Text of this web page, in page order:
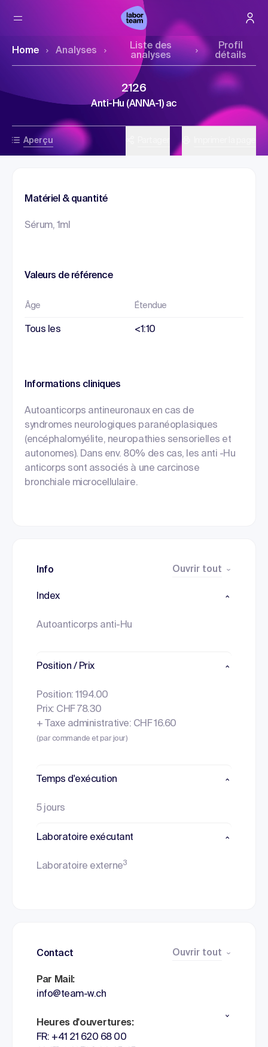
Home Analyses
Liste des
analyses
Profil
détails
Aperçu
2126
Anti-Hu (ANNA-1) ac
Matériel & quantité
Sérum, 1ml
Valeurs de référence
Âge Étendue
Tous les <1:10
Informations cliniques
Autoanticorps antineuronaux en cas de
syndromes neurologiques paranéoplasiques
(encéphalomyélite, neuropathies sensorielles et
autonomes). Dans env. 80% des cas, les anti -Hu
anticorps sont associés à une carcinose
bronchiale microcellulaire.
Info Ouvrir tout
Index
Autoanticorps anti-Hu
Position / Prix
Position: 1194.00
Prix: CHF 78.30
+ Taxe administrative: CHF 16.60
(par commande et par jour)
Temps d'exécution
5 jours
Laboratoire exécutant
Laboratoire externe3
Contact Ouvrir tout
Par Mail:
info@team-w.ch
Heures d'ouvertures:
FR: +41 21 620 68 00